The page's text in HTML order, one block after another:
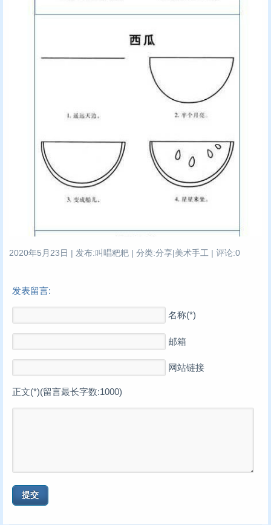
2020年5月23日 | 发布:叫唱粑粑 | 分类:分享|美术手工 | 评论:0
发表留言:
名称(*)
邮箱
网站链接
正文(*)(留言最长字数:1000)